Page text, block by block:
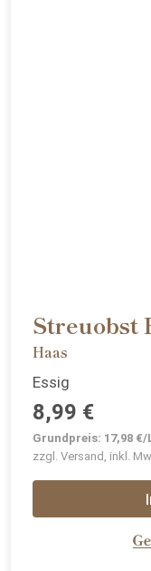
Streuobst
Haas
Essig
8,99 €
Grundpreis: 17,98
zzgl. Versand, inkl.